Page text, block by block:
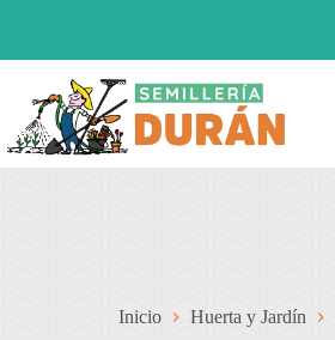
Inicio Huerta y Jardín